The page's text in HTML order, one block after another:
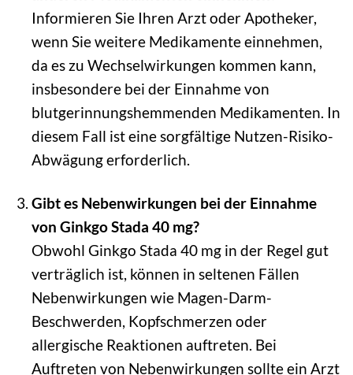
Informieren Sie Ihren Arzt oder Apotheker,
wenn Sie weitere Medikamente einnehmen,
da es zu Wechselwirkungen kommen kann,
insbesondere bei der Einnahme von
blutgerinnungshemmenden Medikamenten. In
diesem Fall ist eine sorgfältige Nutzen-Risiko-
Abwägung erforderlich.
Gibt es Nebenwirkungen bei der Einnahme
von Ginkgo Stada 40 mg?
Obwohl Ginkgo Stada 40 mg in der Regel gut
verträglich ist, können in seltenen Fällen
Nebenwirkungen wie Magen-Darm-
Beschwerden, Kopfschmerzen oder
allergische Reaktionen auftreten. Bei
Auftreten von Nebenwirkungen sollte ein Arzt